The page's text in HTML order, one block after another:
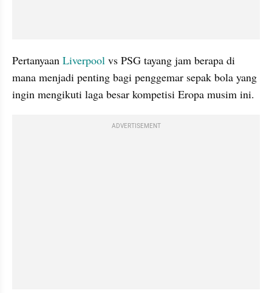
Pertanyaan Liverpool vs PSG tayang jam berapa di
mana menjadi penting bagi penggemar sepak bola yang
ingin mengikuti laga besar kompetisi Eropa musim ini.
ADVERTISEMENT